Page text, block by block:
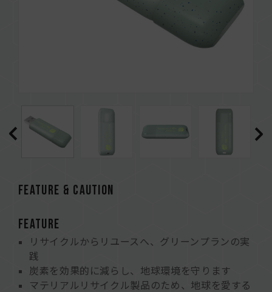
FEATURE & CAUTION
FEATURE
リサイクルからリユースへ、グリーンプランの実
践
炭素を効果的に減らし、地球環境を守ります
マテリアルリサイクル製品のため、地球を愛する